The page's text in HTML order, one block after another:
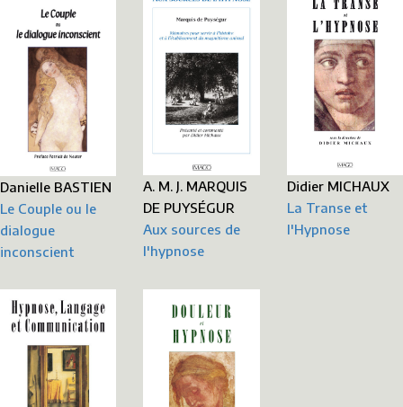
Danielle BASTIEN
Le Couple ou le
dialogue
inconscient
A. M. J. MARQUIS
DE PUYSÉGUR
Aux sources de
l'hypnose
Didier MICHAUX
La Transe et
l'Hypnose